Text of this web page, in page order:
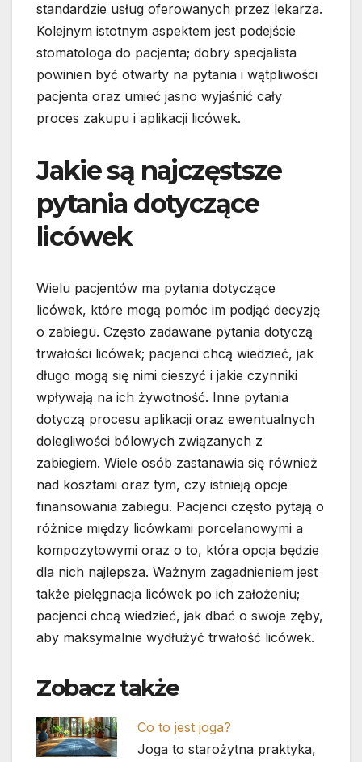
standardzie usług oferowanych przez lekarza.
Kolejnym istotnym aspektem jest podejście
stomatologa do pacjenta; dobry specjalista
powinien być otwarty na pytania i wątpliwości
pacjenta oraz umieć jasno wyjaśnić cały
proces zakupu i aplikacji licówek.
Jakie są najczęstsze
pytania dotyczące
licówek
Wielu pacjentów ma pytania dotyczące
licówek, które mogą pomóc im podjąć decyzję
o zabiegu. Często zadawane pytania dotyczą
trwałości licówek; pacjenci chcą wiedzieć, jak
długo mogą się nimi cieszyć i jakie czynniki
wpływają na ich żywotność. Inne pytania
dotyczą procesu aplikacji oraz ewentualnych
dolegliwości bólowych związanych z
zabiegiem. Wiele osób zastanawia się również
nad kosztami oraz tym, czy istnieją opcje
finansowania zabiegu. Pacjenci często pytają o
różnice między licówkami porcelanowymi a
kompozytowymi oraz o to, która opcja będzie
dla nich najlepsza. Ważnym zagadnieniem jest
także pielęgnacja licówek po ich założeniu;
pacjenci chcą wiedzieć, jak dbać o swoje zęby,
aby maksymalnie wydłużyć trwałość licówek.
Zobacz także
Co to jest joga?
Joga to starożytna praktyka,